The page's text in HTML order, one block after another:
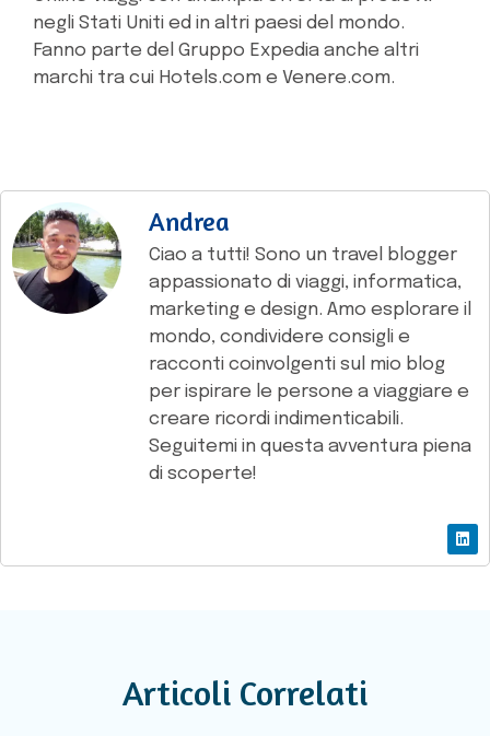
negli Stati Uniti ed in altri paesi del mondo.
Fanno parte del Gruppo Expedia anche altri
marchi tra cui Hotels.com e Venere.com.
Andrea
Ciao a tutti! Sono un travel blogger
appassionato di viaggi, informatica,
marketing e design. Amo esplorare il
mondo, condividere consigli e
racconti coinvolgenti sul mio blog
per ispirare le persone a viaggiare e
creare ricordi indimenticabili.
Seguitemi in questa avventura piena
di scoperte!
Articoli Correlati